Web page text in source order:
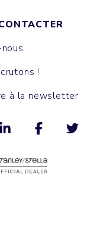
!
à la newsletter